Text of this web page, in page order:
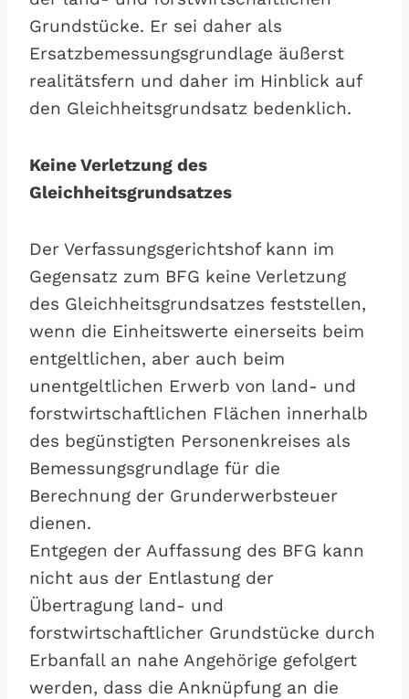
Grundstücke. Er sei daher als
Ersatzbemessungsgrundlage äußerst
realitätsfern und daher im Hinblick auf
den Gleichheitsgrundsatz bedenklich.
Keine Verletzung des
Gleichheitsgrundsatzes
Der Verfassungsgerichtshof kann im
Gegensatz zum BFG keine Verletzung
des Gleichheitsgrundsatzes feststellen,
wenn die Einheitswerte einerseits beim
entgeltlichen, aber auch beim
unentgeltlichen Erwerb von land- und
forstwirtschaftlichen Flächen innerhalb
des begünstigten Personenkreises als
Bemessungsgrundlage für die
Berechnung der Grunderwerbsteuer
dienen.
Entgegen der Auffassung des BFG kann
nicht aus der Entlastung der
Übertragung land- und
forstwirtschaftlicher Grundstücke durch
Erbanfall an nahe Angehörige gefolgert
werden, dass die Anknüpfung an die